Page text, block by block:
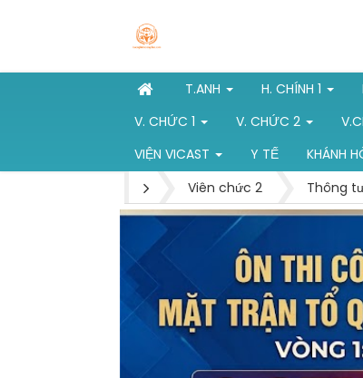
T.ANH H. CHÍNH 1
V. CHỨC 1
V. CHỨC 2
VIỆN VICAST
Y TẾ KHÁNH
Viên chức 2
Thông